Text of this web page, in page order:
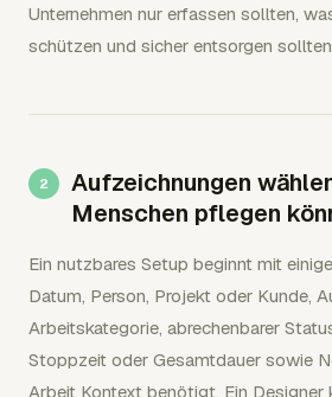
Unternehmen nur erfassen sollten,
schützen und sicher entsorgen
Aufzeichnungen
Menschen pflegen
Ein nutzbares Setup beginnt mit
Datum, Person, Projekt oder Kunde,
Arbeitskategorie, abrechenbarer
Stoppzeit oder Gesamtdauer sowie
Arbeit Kontext benötigt. Ein Designer